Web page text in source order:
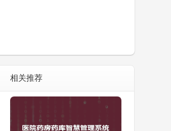
相关推荐